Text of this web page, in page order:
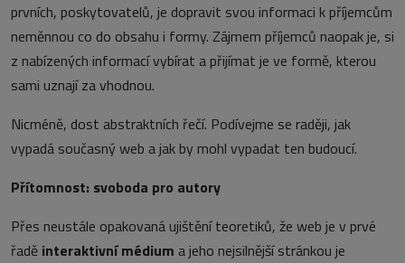
prvních, poskytovatelů, je dopravit svou informaci k příjemcům
neměnnou co do obsahu i formy. Zájmem příjemců naopak je, si
z nabízených informací vybírat a přijímat je ve formě, kterou
sami uznají za vhodnou.
Nicméně, dost abstraktních řečí. Podívejme se raději, jak
vypadá současný web a jak by mohl vypadat ten budoucí.
Přítomnost: svoboda pro autory
Přes neustále opakovaná ujištění teoretiků, že web je v prvé
řadě interaktivní médium a jeho nejsilnější stránkou je